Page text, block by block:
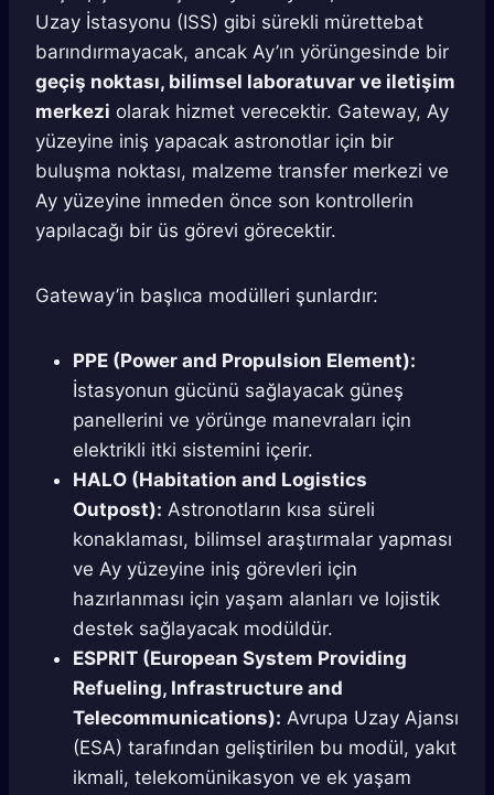
Uzay İstasyonu (ISS) gibi sürekli mürettebat
barındırmayacak, ancak Ay’ın yörüngesinde bir
geçiş noktası, bilimsel laboratuvar ve iletişim
merkezi olarak hizmet verecektir. Gateway, Ay
yüzeyine iniş yapacak astronotlar için bir
buluşma noktası, malzeme transfer merkezi ve
Ay yüzeyine inmeden önce son kontrollerin
yapılacağı bir üs görevi görecektir.
Gateway’in başlıca modülleri şunlardır:
PPE (Power and Propulsion Element):
İstasyonun gücünü sağlayacak güneş
panellerini ve yörünge manevraları için
elektrikli itki sistemini içerir.
HALO (Habitation and Logistics
Outpost): Astronotların kısa süreli
konaklaması, bilimsel araştırmalar yapması
ve Ay yüzeyine iniş görevleri için
hazırlanması için yaşam alanları ve lojistik
destek sağlayacak modüldür.
ESPRIT (European System Providing
Refueling, Infrastructure and
Telecommunications): Avrupa Uzay Ajansı
(ESA) tarafından geliştirilen bu modül, yakıt
ikmali, telekomünikasyon ve ek yaşam